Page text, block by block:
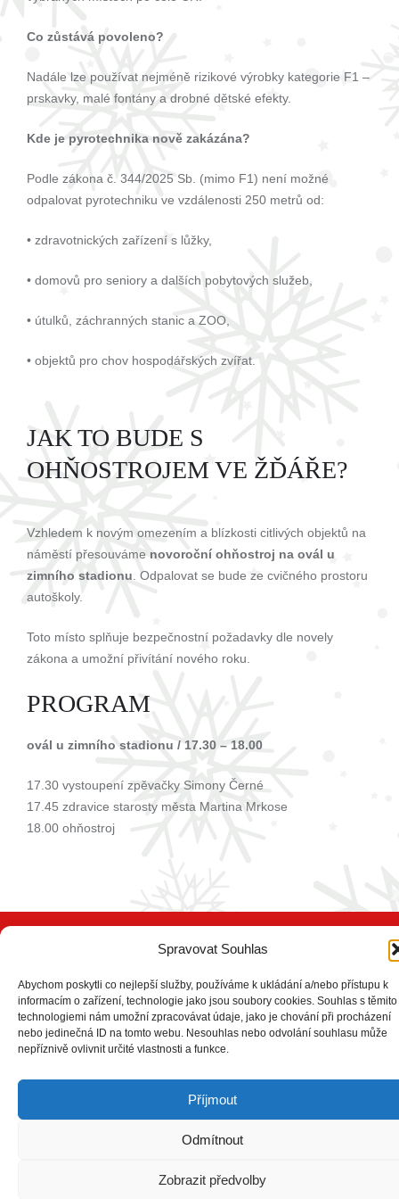
Abychom poskytli co nejlepší služby, používáme k ukládání a/nebo přístupu k
informacím o zařízení, technologie jako jsou soubory cookies. Souhlas s těmito
technologiemi nám umožní zpracovávat údaje, jako je chování při procházení
nebo jedinečná ID na tomto webu. Nesouhlas nebo odvolání souhlasu může
Příjmout
Co zůstává povoleno?
Nadále lze používat nejméně rizikové výrobky kategorie F1 –
prskavky, malé fontány a drobné dětské efekty.
Kde je pyrotechnika nově zakázána?
Podle zákona č. 344/2025 Sb. (mimo F1) není možné
odpalovat pyrotechniku ve vzdálenosti 250 metrů od:
• zdravotnických zařízení s lůžky,
• domovů pro seniory a dalších pobytových služeb,
• útulků, záchranných stanic a ZOO,
• objektů pro chov hospodářských zvířat.
JAK TO BUDE S
OHŇOSTROJEM VE ŽĎÁŘE?
Vzhledem k novým omezením a blízkosti citlivých objektů na
náměstí přesouváme novoroční ohňostroj na ovál u
zimního stadionu . Odpalovat se bude ze cvičného prostoru
autoškoly.
Toto místo splňuje bezpečnostní požadavky dle novely
zákona a umožní přivítání nového roku.
PROGRAM
ovál u zimního stadionu / 17.30 – 18.00
17.30 vystoupení zpěvačky Simony Černé
17.45 zdravice starosty města Martina Mrkose
18.00 ohňostroj
COPYRIGHT © 2026ŽĎÁRSKÉ
All Rights Reserved | Chrisporate by